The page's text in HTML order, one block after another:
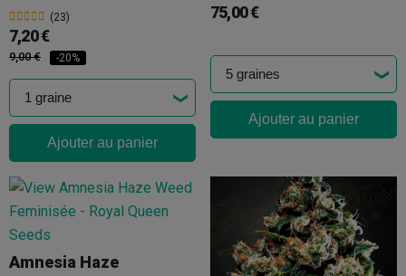
(23)
7,20 €
9,00 € -20%
Ajouter au panier
75,00 €
Ajouter au panier
Amnesia Haze